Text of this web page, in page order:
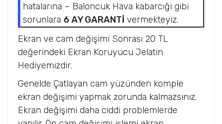
hatalarına – Baloncuk Hava kabarcığı gibi
sorunlara 6 AY GARANTİ vermekteyiz.
Ekran ve cam değişimi Sonrası 20 TL
değerindeki Ekran Koruyucu Jelatin
Hediyemizdir.
Genelde Çatlayan cam yüzünden komple
ekran değişimi yapmak zorunda kalmazsınız.
Ekran değişimi daha ciddi problemlerde